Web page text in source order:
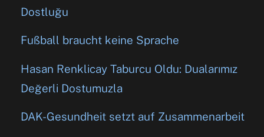
Dostluğu
Fußball braucht keine Sprache
Hasan Renklicay Taburcu Oldu: Dualarımız
Değerli Dostumuzla
DAK-Gesundheit setzt auf Zusammenarbeit